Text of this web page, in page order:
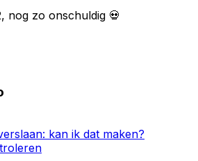
nog zo onschuldig 💀
kan ik dat maken?